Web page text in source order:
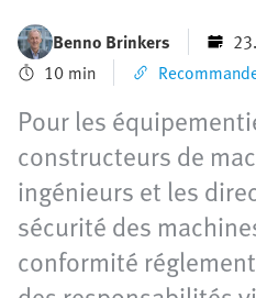
Benno Brinkers
10 min
Pour les
constructeurs de
ingénieurs et les
sécurité des
conformité